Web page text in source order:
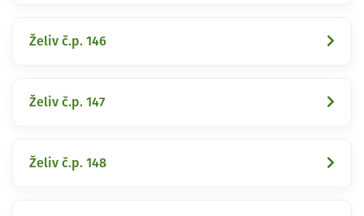
Želiv č.p. 146
Želiv č.p. 147
Želiv č.p. 148